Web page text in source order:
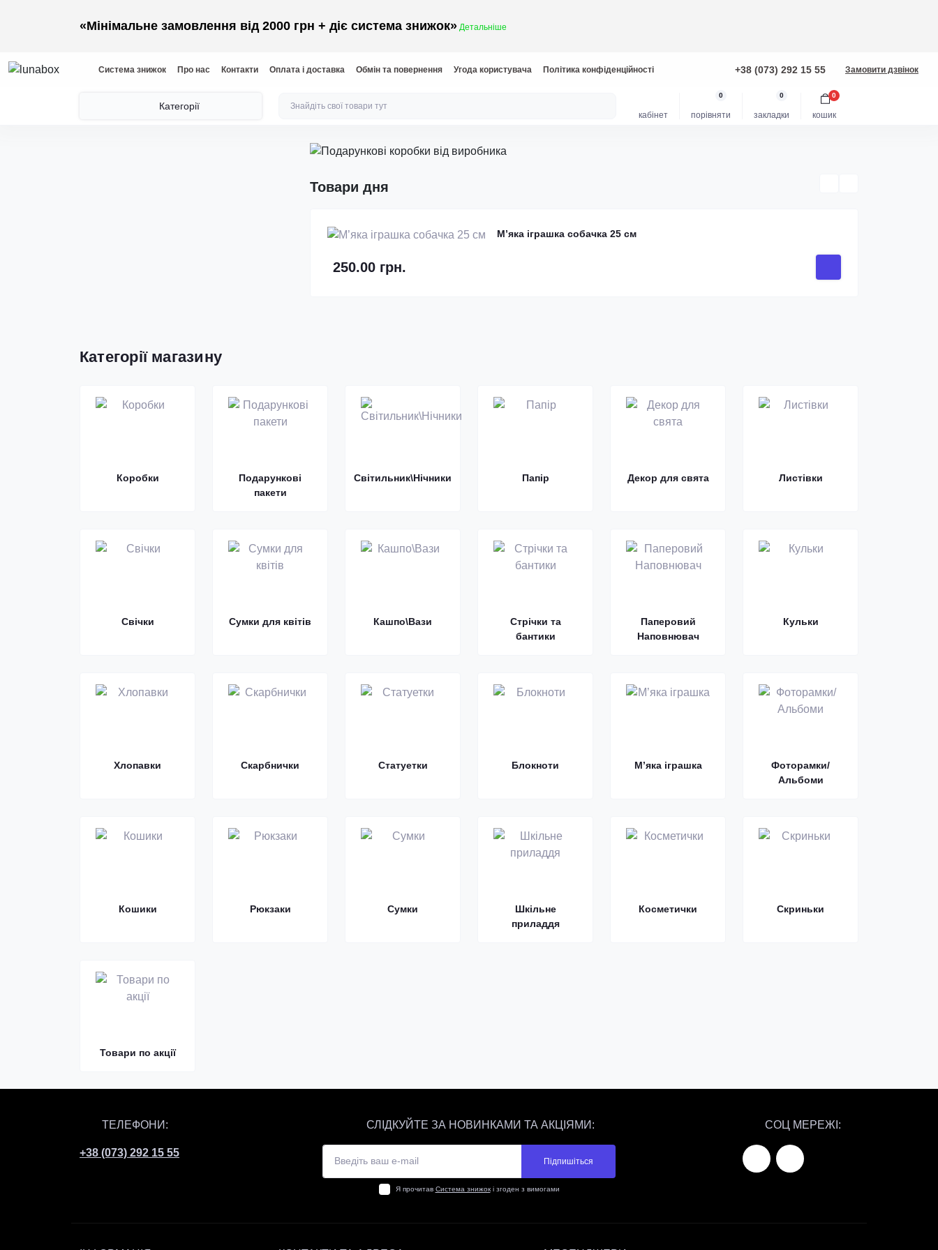
«Мінімальне замовлення від 2000 грн + діє система знижок» Детальніше
Система знижок Про нас Контакти Оплата і доставка Обмін та повернення Угода користувача Політика конфіденційності +38 (073) 292 15 55 Замовити дзвінок
Категорії
кабінет порівняти
0
закладки
0
кошик
0
Товари дня
М’яка іграшка собачка 25 см
250.00 грн.
Категорії магазину
Коробки
Подарункові
пакети
Cвітильник\Нічники Папір Декор для свята Листівки
Свічки Сумки для квітів Кашпо\Вази
Стрічки та
бантики
Паперовий
Наповнювач
Кульки
Хлопавки Cкарбнички Статуетки Блокноти М’яка іграшка
Фоторамки/
Альбоми
Кошики Рюкзаки Сумки
Шкільне
приладдя
Косметички Скриньки
Товари по акції
ТЕЛЕФОНИ:
+38 (073) 292 15 55
СОЦ МЕРЕЖІ:
СЛІДКУЙТЕ ЗА НОВИНКАМИ ТА АКЦІЯМИ:
Підпишіться
Я прочитав Система знижокі згоден з вимогами